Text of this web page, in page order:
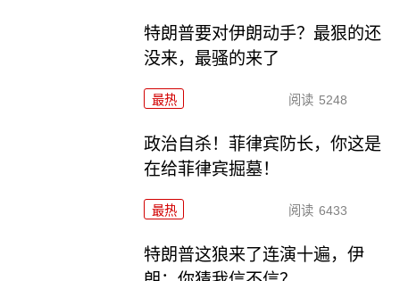
特朗普要对伊朗动手？最狠的还
没来，最骚的来了
最热 阅读 5248
政治自杀！菲律宾防长，你这是
在给菲律宾掘墓！
最热 阅读 6433
特朗普这狼来了连演十遍，伊